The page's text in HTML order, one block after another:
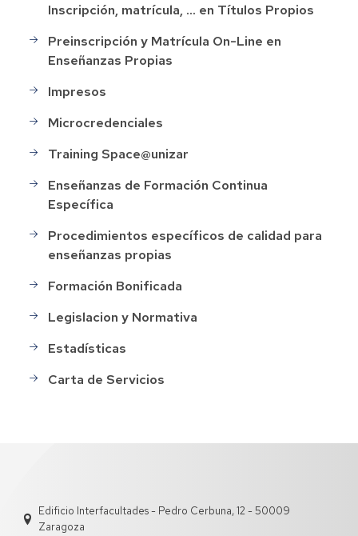
Inscripción, matrícula, ... en Títulos Propios
Preinscripción y Matrícula On-Line en
Enseñanzas Propias
Impresos
Microcredenciales
Training Space@unizar
Enseñanzas de Formación Continua
Específica
Procedimientos específicos de calidad para
enseñanzas propias
Formación Bonificada
Legislacion y Normativa
Estadísticas
Carta de Servicios
Edificio Interfacultades - Pedro Cerbuna, 12 - 50009
Zaragoza